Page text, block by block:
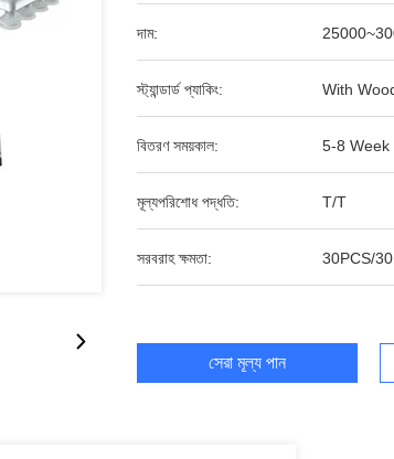
দাম:
স্ট্যান্ডার্ড প্যাকিং: With
বিতরণ সময়কাল: 5-8 Week
মূল্যপরিশোধ পদ্ধতি: T/T
সরবরাহ ক্ষমতা: 30PCS/
সেরা মূল্য পান